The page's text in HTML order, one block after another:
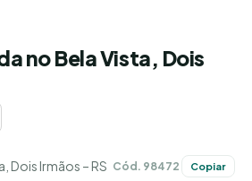
no Bela Vista, Dois
Dois Irmãos – RS Cód. 98472 Copiar